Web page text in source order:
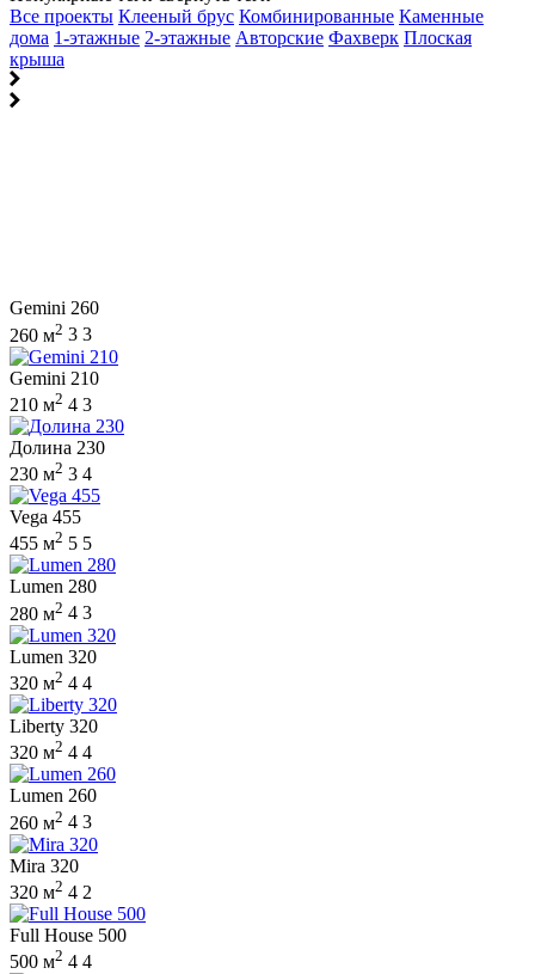
Все проекты Клееный брус Комбинированные Каменные
дома 1-этажные 2-этажные Авторские Фахверк Плоская
крыша
Gemini 260
260 м2 3 3
Gemini 210
210 м2 4 3
Долина 230
230 м2 3 4
Vega 455
455 м2 5 5
Lumen 280
280 м2 4 3
Lumen 320
320 м2 4 4
Liberty 320
320 м2 4 4
Lumen 260
260 м2 4 3
Mira 320
320 м2 4 2
Full House 500
500 м2 4 4